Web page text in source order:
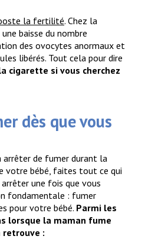
la fertilité. Chez la
baisse du nombre
des ovocytes anormaux et
libérés. Tout cela pour dire
cigarette si vous cherchez
dès que vous
arrêter de fumer durant la
votre bébé, faites tout ce qui
une fois que vous
fondamentale : fumer
pour votre bébé. Parmi les
lorsque la maman fume
retrouve :